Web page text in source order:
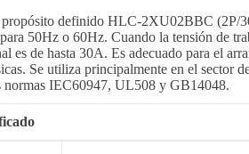
definido HLC-2XU02BBC (2P/
50Hz o 60Hz. Cuando la tensión de
es de hasta 30A. Es adecuado para el
Se utiliza principalmente en el sector
normas IEC60947, UL508 y GB14048.